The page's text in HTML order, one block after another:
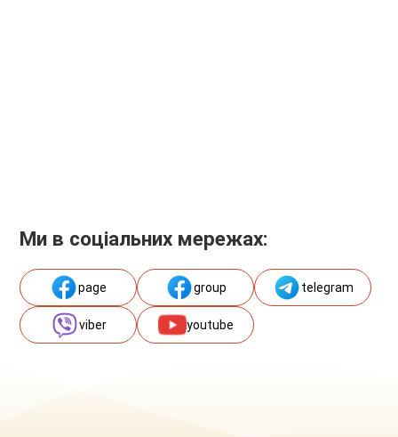
Ми в соціальних мережах:
page group telegram
viber youtube